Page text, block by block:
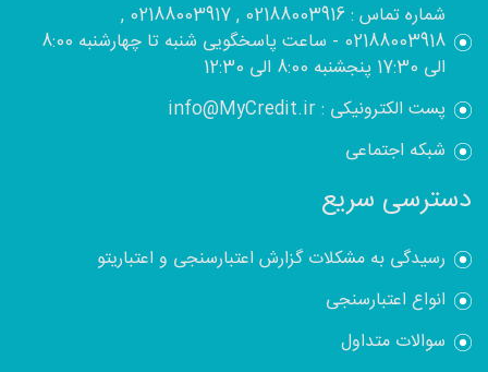
شماره تماس : 02188003916 , 02188003917 ,
02188003918 - ساعت پاسخگویی شنبه تا چهارشنبه 8:00
الی 17:30 پنجشنبه 8:00 الی 12:30
پست الکترونیکی : info@MyCredit.ir
شبکه اجتماعی
دسترسی سریع
رسیدگی به مشکلات گزارش اعتبارسنجی و اعتباریتو
انواع اعتبارسنجی
سوالات متداول